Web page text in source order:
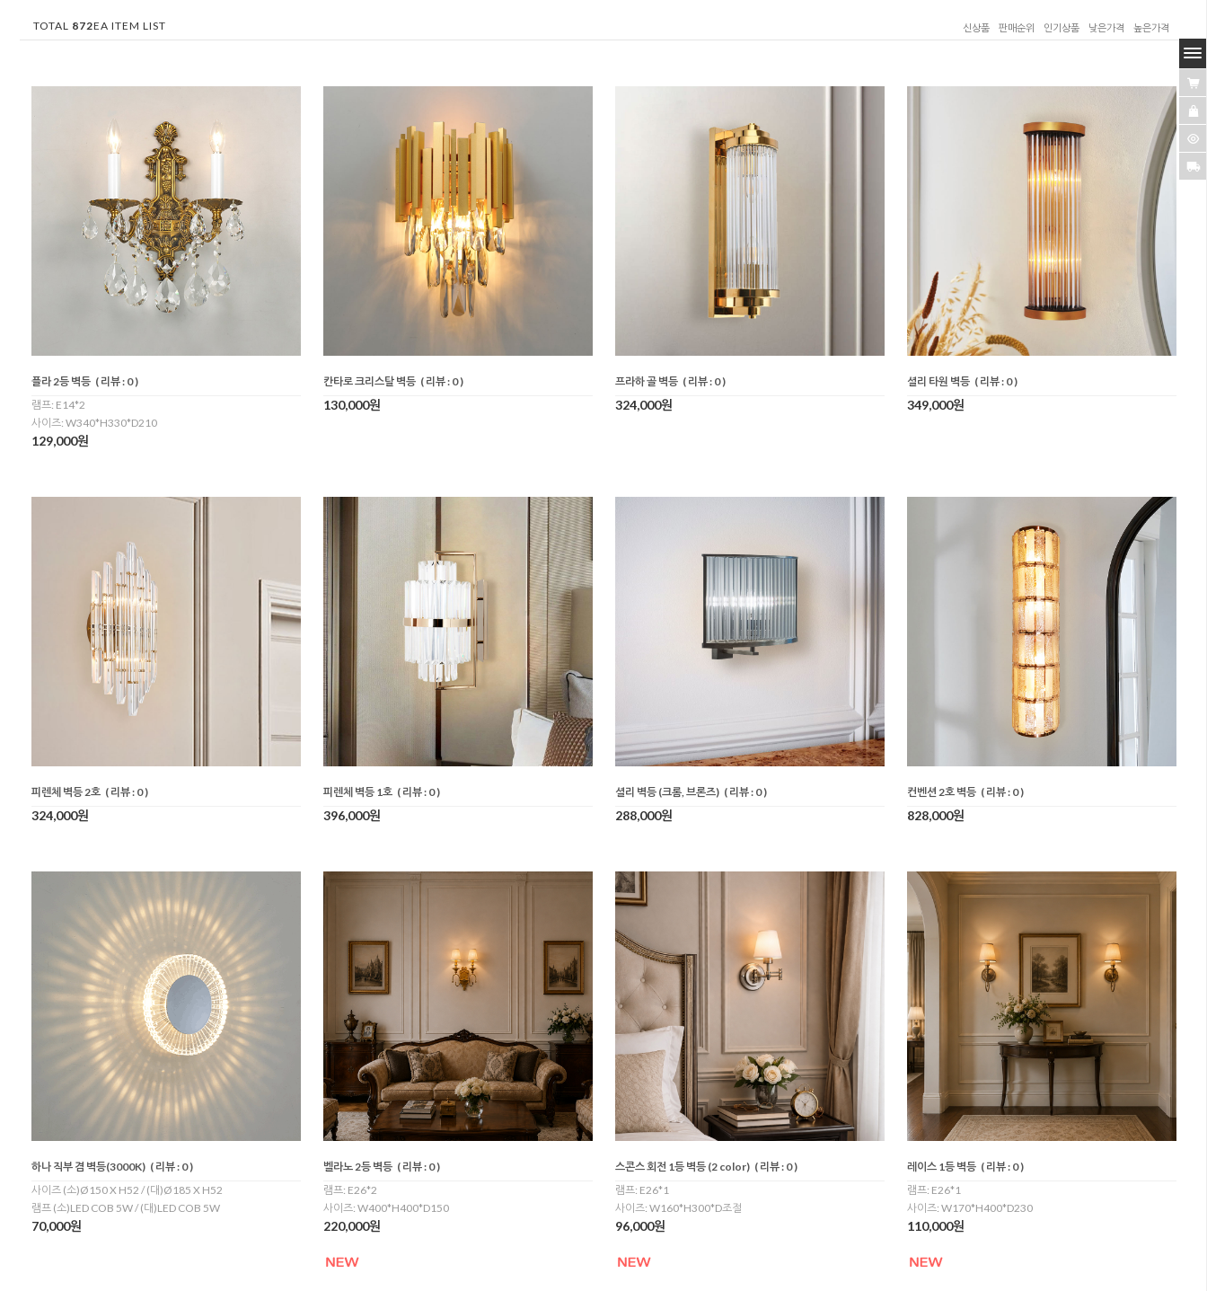
TOTAL 872EA ITEM LIST 신상품 판매순위 인기상품 낮은가격 높은가격
플라 2등 벽등 ( 리뷰 : 0 )
램프: E14*2
사이즈: W340*H330*D210
129,000원
칸타로 크리스탈 벽등 ( 리뷰 : 0 )
130,000원
프라하 골 벽등 ( 리뷰 : 0 )
324,000원
셜리 타원 벽등 ( 리뷰 : 0 )
349,000원
피렌체 벽등 2호 ( 리뷰 : 0 )
324,000원
피렌체 벽등 1호 ( 리뷰 : 0 )
396,000원
셜리 벽등 (크롬, 브론즈) ( 리뷰 : 0 )
288,000원
컨벤션 2호 벽등 ( 리뷰 : 0 )
828,000원
하나 직부 겸 벽등(3000K) ( 리뷰 : 0 )
사이즈 (소)Ø150 X H52 / (대)Ø185 X H52
램프 (소)LED COB 5W / (대)LED COB 5W
70,000원
벨라노 2등 벽등 ( 리뷰 : 0 )
램프: E26*2
사이즈: W400*H400*D150
220,000원
스콘스 회전 1등 벽등 (2 color) ( 리뷰 : 0 )
램프: E26*1
사이즈: W160*H300*D조절
96,000원
레이스 1등 벽등 ( 리뷰 : 0 )
램프: E26*1
사이즈: W170*H400*D230
110,000원